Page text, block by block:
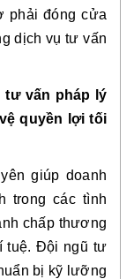
phải đóng cửa
dịch vụ tư vấn
tư vấn pháp lý
quyền lợi tối
giúp doanh
trong các tình
chấp thương
tuệ. Đội ngũ tư
bị kỹ lưỡng